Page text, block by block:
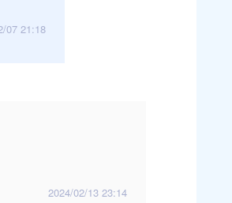
07 21:18
2024/02/13 23:14